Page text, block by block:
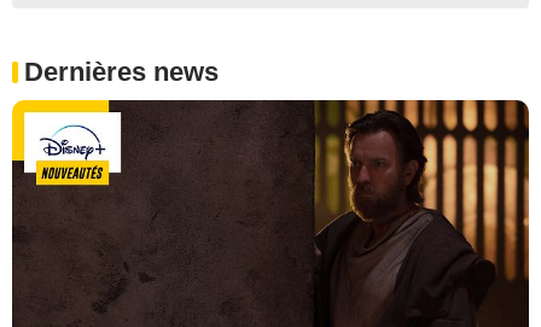
Dernières news